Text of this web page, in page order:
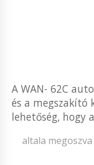
A WAN- 62C
és a megszakító
lehetőség, hogy
altala megoszva